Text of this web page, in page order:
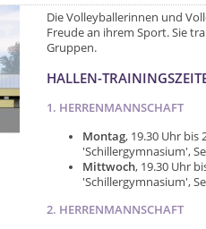
Die Volleyballerinnen und
Freude an ihrem Sport. Sie
Gruppen.
HALLEN-
1. HERRENMANNSCHAFT
Montag, 19.30 Uhr bis
'Schillergymnasium',
Mittwoch, 19.30 Uhr
'Schillergymnasium',
2. HERRENMANNSCHAFT